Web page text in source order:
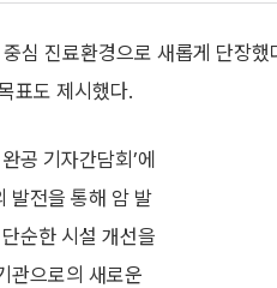
심 진료환경으로 새롭게 단장
표도 제시했다.
공 기자간담회’에
발전을 통해 암 발
순한 시설 개선을
관으로의 새로운